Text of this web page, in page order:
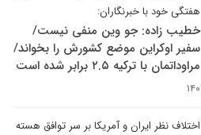
هفتگی خود با خبرنگاران:
خطیب زاده: جو وین منفی نیست/
سفیر اوکراین موضع کشورش را بخواند/
مراوداتمان با ترکیه ۲.۵ برابر شده است
اختلاف نظر ایران و آمریکا بر سر توافق هسته